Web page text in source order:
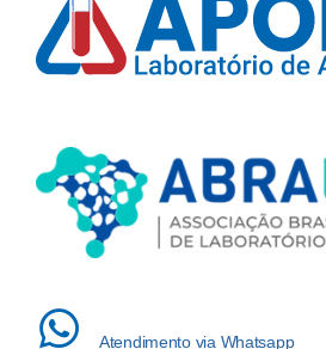
Atendimento via Whatsapp